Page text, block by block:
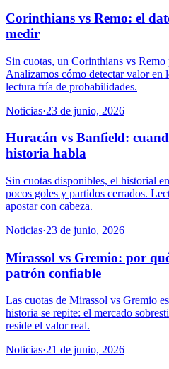
Corinthians vs Remo: el
medir
Sin cuotas, un Corinthians vs
Analizamos cómo detectar valor en
lectura fría de probabilidades.
Noticias·23 de junio, 2026
Huracán vs Banfield:
historia habla
Sin cuotas disponibles, el historial
pocos goles y partidos cerrados.
apostar con cabeza.
Noticias·23 de junio, 2026
Mirassol vs Gremio: por
patrón confiable
Las cuotas de Mirassol vs Gremio
historia se repite: el mercado
reside el valor real.
Noticias·21 de junio, 2026